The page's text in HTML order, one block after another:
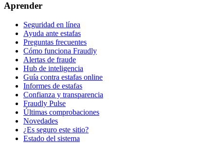
Aprender
Seguridad en línea
Ayuda ante estafas
Preguntas frecuentes
Cómo funciona Fraudly
Alertas de fraude
Hub de inteligencia
Guía contra estafas online
Informes de estafas
Confianza y transparencia
Fraudly Pulse
Últimas comprobaciones
Novedades
¿Es seguro este sitio?
Estado del sistema